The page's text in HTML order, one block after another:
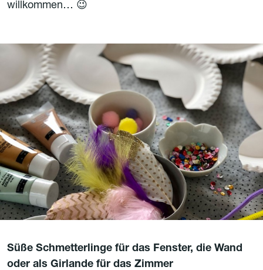
willkommen… 😉
Süße Schmetterlinge für das Fenster, die Wand
oder als Girlande für das Zimmer